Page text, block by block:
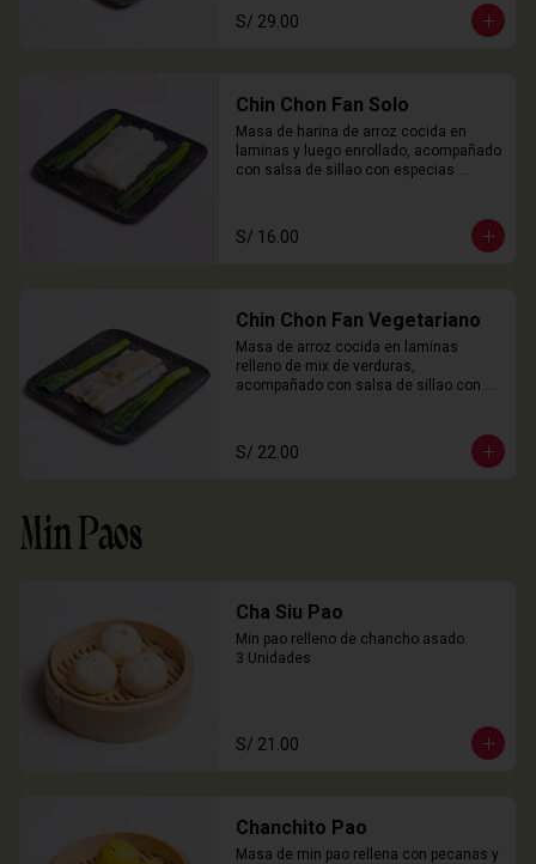
3 Unidades
S/ 29.00
Chin Chon Fan Solo
Masa de harina de arroz cocida en
laminas y luego enrollado, acompañado
con salsa de sillao con especias
S/ 16.00
Chin Chon Fan Vegetariano
Masa de arroz cocida en laminas
relleno de mix de verduras,
acompañado con salsa de sillao con
S/ 22.00
Min Paos
Cha Siu Pao
Min pao relleno de chancho asado.
3 Unidades
S/ 21.00
Chanchito Pao
Masa de min pao rellena con pecanas y